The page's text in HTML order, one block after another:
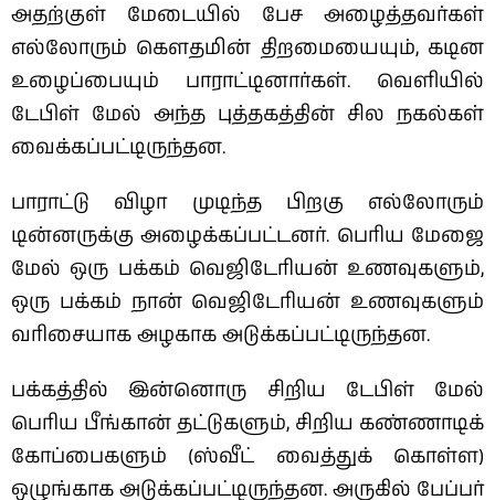
அதற்குள் மேடையில் பேச அழைத்தவர்கள்
எல்லோரும் கௌதமின் திறமையையும், கடின
உழைப்பையும் பாராட்டினார்கள். வெளியில்
டேபிள் மேல் அந்த புத்தகத்தின் சில நகல்கள்
வைக்கப்பட்டிருந்தன.
பாராட்டு விழா முடிந்த பிறகு எல்லோரும்
டின்னருக்கு அழைக்கப்பட்டனர். பெரிய மேஜை
மேல் ஒரு பக்கம் வெஜிடேரியன் உணவுகளும்,
ஒரு பக்கம் நான் வெஜிடேரியன் உணவுகளும்
வரிசையாக அழகாக அடுக்கப்பட்டிருந்தன.
பக்கத்தில் இன்னொரு சிறிய டேபிள் மேல்
பெரிய பீங்கான் தட்டுகளும், சிறிய கண்ணாடிக்
கோப்பைகளும் (ஸ்வீட் வைத்துக் கொள்ள)
ஒழுங்காக அடுக்கப்பட்டிருந்தன. அருகில் பேப்பர்